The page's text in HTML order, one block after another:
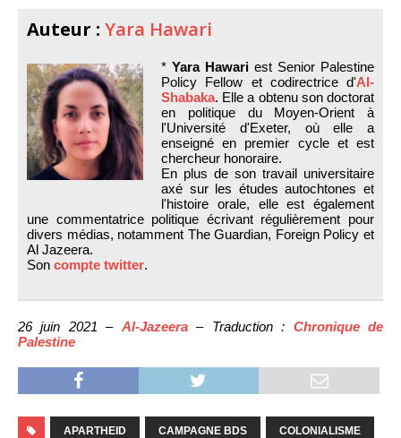
Auteur : Yara Hawari
* Yara Hawari est Senior Palestine
Policy Fellow et codirectrice d'Al-
Shabaka. Elle a obtenu son doctorat
en politique du Moyen-Orient à
l'Université d'Exeter, où elle a
enseigné en premier cycle et est
chercheur honoraire.
En plus de son travail universitaire
axé sur les études autochtones et
l'histoire orale, elle est également
une commentatrice politique écrivant régulièrement pour
divers médias, notamment The Guardian, Foreign Policy et
Al Jazeera.
Son compte twitter.
26 juin 2021 – Al-Jazeera– Traduction : Chronique de
Palestine
APARTHEID CAMPAGNE BDS COLONIALISME